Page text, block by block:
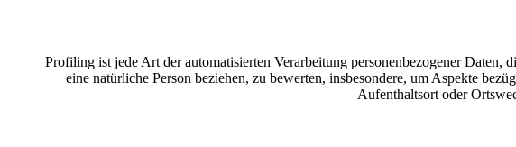
Profiling ist jede Art der automatisierten Verarbeitung personenbezogener Daten,
eine natürliche Person beziehen, zu bewerten, insbesondere, um Aspekte
Aufenthaltsort oder